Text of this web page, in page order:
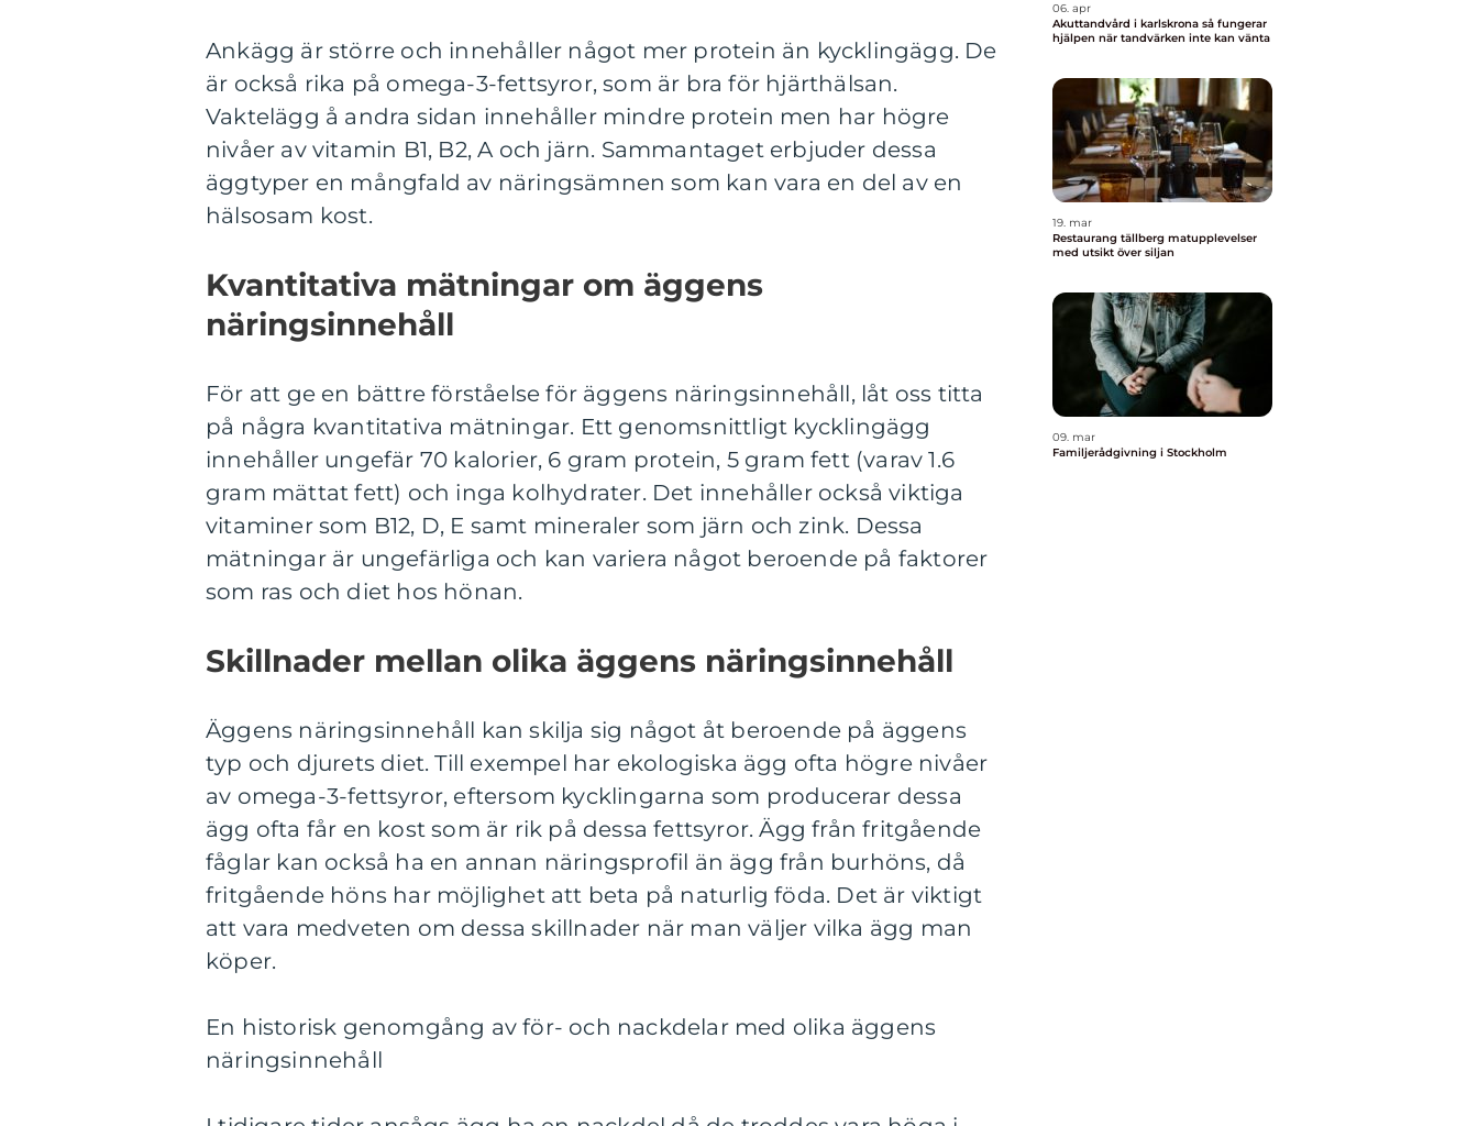
Ankägg är större och innehåller något mer protein än kycklingägg. De
är också rika på omega-3-fettsyror, som är bra för hjärthälsan.
Vaktelägg å andra sidan innehåller mindre protein men har högre
nivåer av vitamin B1, B2, A och järn. Sammantaget erbjuder dessa
äggtyper en mångfald av näringsämnen som kan vara en del av en
hälsosam kost.
Kvantitativa mätningar om äggens
näringsinnehåll
För att ge en bättre förståelse för äggens näringsinnehåll, låt oss titta
på några kvantitativa mätningar. Ett genomsnittligt kycklingägg
innehåller ungefär 70 kalorier, 6 gram protein, 5 gram fett (varav 1.6
gram mättat fett) och inga kolhydrater. Det innehåller också viktiga
vitaminer som B12, D, E samt mineraler som järn och zink. Dessa
mätningar är ungefärliga och kan variera något beroende på faktorer
som ras och diet hos hönan.
Skillnader mellan olika äggens näringsinnehåll
Äggens näringsinnehåll kan skilja sig något åt beroende på äggens
typ och djurets diet. Till exempel har ekologiska ägg ofta högre nivåer
av omega-3-fettsyror, eftersom kycklingarna som producerar dessa
ägg ofta får en kost som är rik på dessa fettsyror. Ägg från fritgående
fåglar kan också ha en annan näringsprofil än ägg från burhöns, då
fritgående höns har möjlighet att beta på naturlig föda. Det är viktigt
att vara medveten om dessa skillnader när man väljer vilka ägg man
köper.
En historisk genomgång av för- och nackdelar med olika äggens
näringsinnehåll
06. apr
Akuttandvård i karlskrona så fungerar
hjälpen när tandvärken inte kan vänta
19. mar
Restaurang tällberg matupplevelser
med utsikt över siljan
09. mar
Familjerådgivning i Stockholm